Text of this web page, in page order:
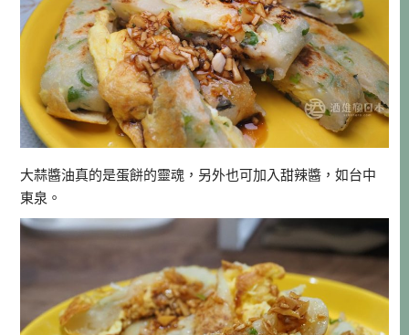
大蒜醬油真的是蛋餅的靈魂，另外也可加入甜辣醬，如台中
東泉。